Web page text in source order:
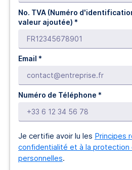
No. TVA (Numéro
valeur ajoutée) *
Email *
Numéro de Téléphone *
Je certifie avoir lu les Principes
confidentialité et à la protection
personnelles.